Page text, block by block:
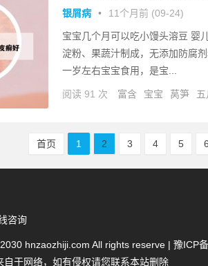
银屑病 • 11个月前 (09-24)
宝宝几个月可以吃小馒头溶豆 婴
淀粉、果蔬汁制成，无添加防腐
一岁左右宝宝食用，是宝...
阅读 91 次 富含 宝宝 莴笋
首页 1 2 3 4 5 6
咨询
hnzaozhiji.com All rights reserve | 豫ICP
于网络，如有侵权请您联系本站删除